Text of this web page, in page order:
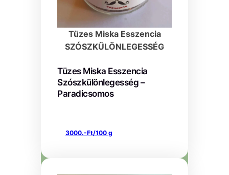
Tüzes Miska Esszencia
SZÓSZKÜLÖNLEGESSÉG
Tüzes Miska Esszencia
Szószkülönlegesség –
Paradicsomos
3000.-Ft/100 g